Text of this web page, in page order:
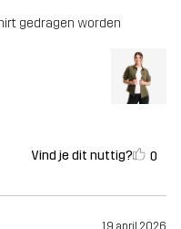
gedragen worden
Vind je dit nuttig? 0